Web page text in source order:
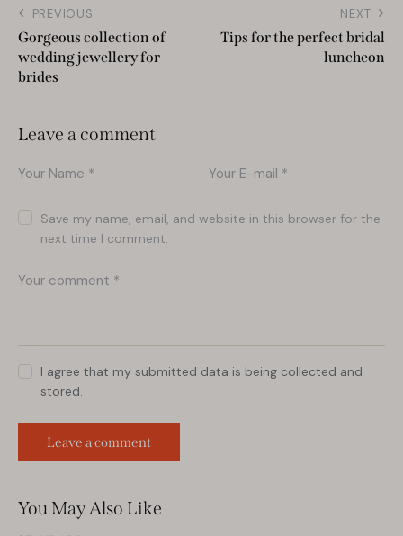
PREVIOUS
Gorgeous collection of
wedding jewellery for
brides
NEXT
Tips for the perfect bridal
luncheon
Leave a comment
Save my name, email, and website in this browser for the
next time I comment.
I agree that my submitted data is being collected and
stored.
You May Also Like